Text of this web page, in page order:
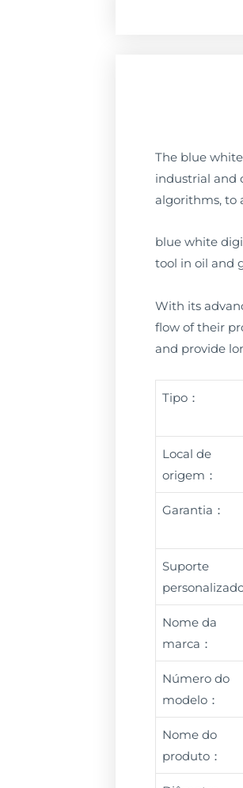
The blue
industrial and
algorithms, to
blue white
tool in oil and
With its
flow of their
and provide
Tipo：
Local de
origem：
Garantia：
Suporte
personalizado
Nome da
marca：
Número do
modelo：
Nome do
produto：